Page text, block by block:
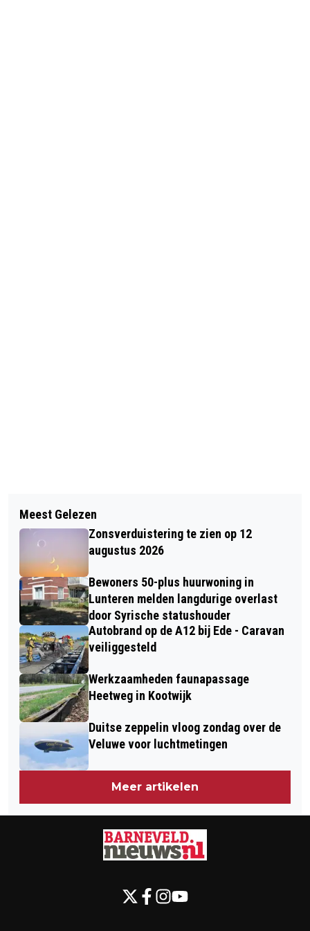
START WERKZAAMHEDEN
MILIEUSTRAAT OTELAAR - BEZOEK
ALLEEN OP AFSPRAAK VANAF 1 JUNI
AUTOMOBILISTE RAAKT GEWOND BIJ
ONGEVAL MET VRACHTWAGEN IN
OTTERLO
Meest Gelezen
Zonsverduistering te zien op 12
augustus 2026
Bewoners 50-plus huurwoning in
Lunteren melden langdurige overlast
door Syrische statushouder
Autobrand op de A12 bij Ede - Caravan
veiliggesteld
Werkzaamheden faunapassage
Heetweg in Kootwijk
Duitse zeppelin vloog zondag over de
Veluwe voor luchtmetingen
Meer artikelen